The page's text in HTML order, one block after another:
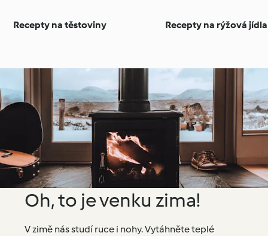
Recepty na těstoviny Recepty na rýžová jídla
Oh, to je venku zima!
V zimě nás studí ruce i nohy. Vytáhněte teplé